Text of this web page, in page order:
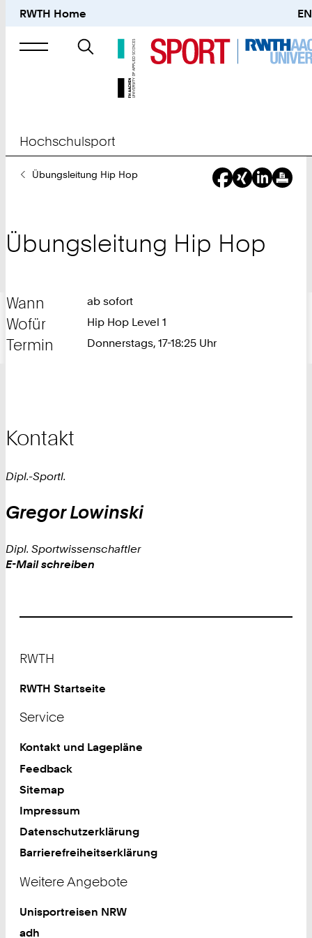
RWTH Home EN
Suche
nach
Hochschulsport
SieÜbungsleitung Hip Hop
Übungsleitung Hip Hop
Wann ab sofort
Wofür Hip Hop Level 1
Termin Donnerstags, 17-18:25 Uhr
Kontakt
Dipl.-Sportl.
Gregor Lowinski
Dipl. Sportwissenschaftler
Work
E-Mail schreiben
RWTH
RWTH Startseite
Service
Kontakt und Lagepläne
Feedback
Sitemap
Impressum
Datenschutzerklärung
Barrierefreiheitserklärung
Weitere Angebote
Unisportreisen NRW
adh